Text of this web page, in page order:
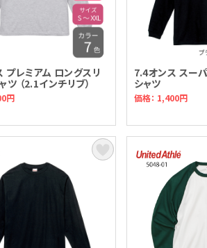
プレミアム ロングスリ
ツ （2.1インチリブ）
円
7.4オンス スー
シャツ
価格： 1,400円